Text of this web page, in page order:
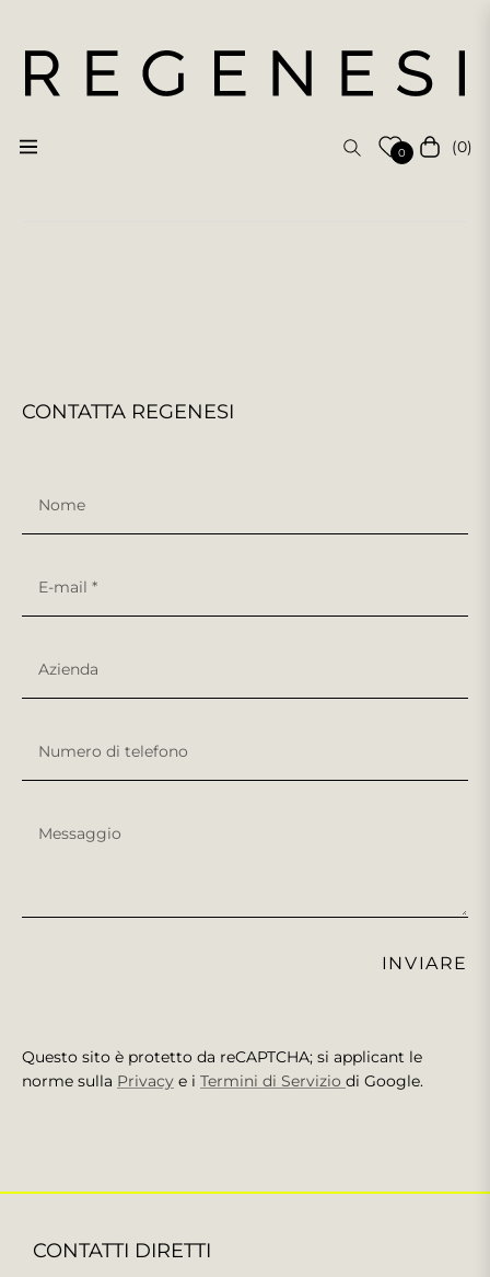
Navigation 0 Carrello
(0)
CONTATTA REGENESI
Nome
E-mail *
Azienda
Numero di telefono
Messaggio
INVIARE
Questo sito è protetto da reCAPTCHA; si applicant le
norme sulla Privacy e i Termini di Servizio di Google.
CONTATTI DIRETTI